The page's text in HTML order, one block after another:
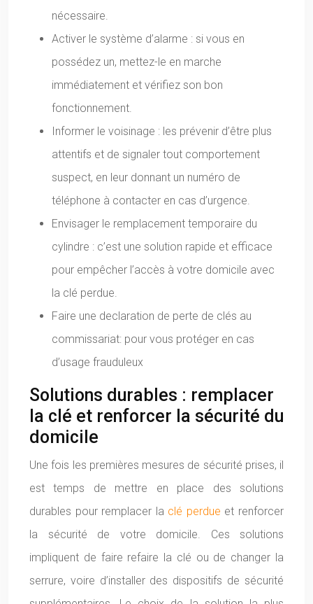
nécessaire.
Activer le système d’alarme : si vous en
possédez un, mettez-le en marche
immédiatement et vérifiez son bon
fonctionnement.
Informer le voisinage : les prévenir d’être plus
attentifs et de signaler tout comportement
suspect, en leur donnant un numéro de
téléphone à contacter en cas d’urgence.
Envisager le remplacement temporaire du
cylindre : c’est une solution rapide et efficace
pour empêcher l’accès à votre domicile avec
la clé perdue.
Faire une declaration de perte de clés au
commissariat: pour vous protéger en cas
d’usage frauduleux
Solutions durables : remplacer
la clé et renforcer la sécurité du
domicile
Une fois les premières mesures de sécurité prises, il
est temps de mettre en place des solutions
durables pour remplacer la clé perdue et renforcer
la sécurité de votre domicile. Ces solutions
impliquent de faire refaire la clé ou de changer la
serrure, voire d’installer des dispositifs de sécurité